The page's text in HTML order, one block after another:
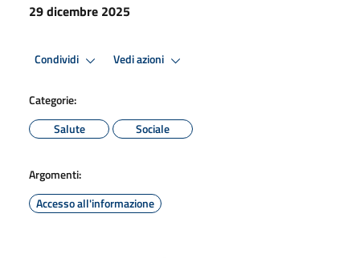
29 dicembre 2025
Condividi Vedi azioni
Categorie:
Salute
Sociale
Argomenti:
Accesso all'informazione